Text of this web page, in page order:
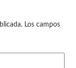
Los campos